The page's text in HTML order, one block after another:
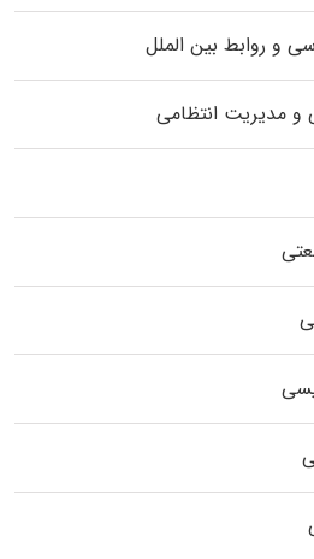
و روابط بین الملل
و مدیریت انتظامی